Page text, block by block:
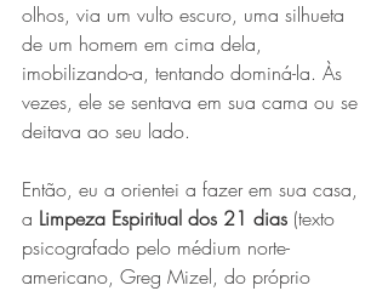
olhos, via um vulto escuro, uma silhueta
de um homem em cima dela,
imobilizando-a, tentando dominá-la. Às
vezes, ele se sentava em sua cama ou se
deitava ao seu lado.
Então, eu a orientei a fazer em sua casa,
a Limpeza Espiritual dos 21 dias (texto
psicografado pelo médium norte-
americano, Greg Mizel, do próprio